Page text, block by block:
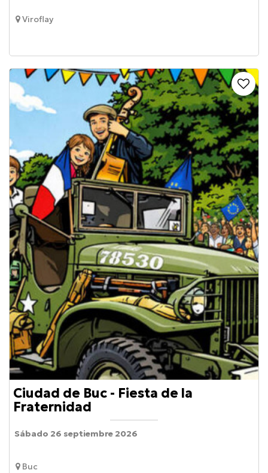
Viroflay
Ciudad de Buc - Fiesta de la
Fraternidad
Buc
Sábado 26 septiembre 2026